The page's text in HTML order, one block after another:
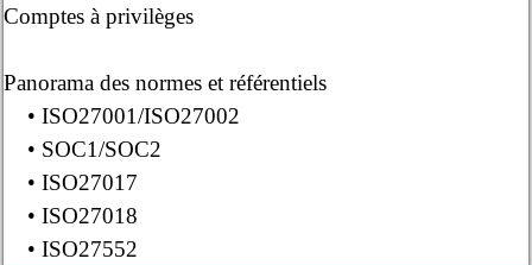
Comptes à privilèges
Panorama des normes et référentiels
• ISO27001/ISO27002
• SOC1/SOC2
• ISO27017
• ISO27018
• ISO27552